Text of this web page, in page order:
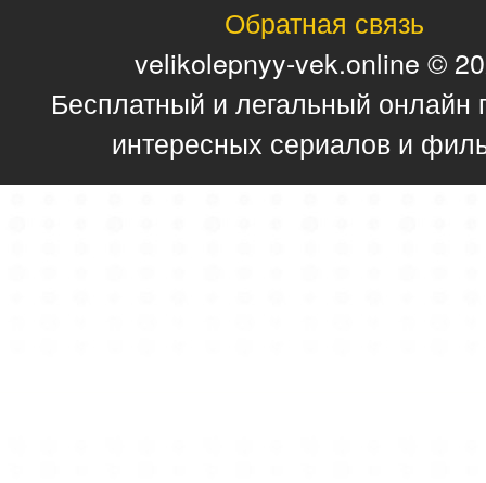
Обратная связь
velikolepnyy-vek.online ©
Бесплатный и легальный онлайн
интересных сериалов и